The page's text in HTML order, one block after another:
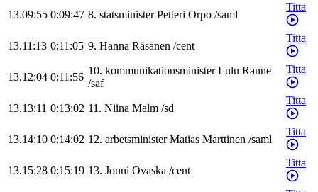
13.09:55 0:09:47 8. statsminister Petteri Orpo /saml
Titta
13.11:13 0:11:05 9. Hanna Räsänen /cent
Titta
13.12:04 0:11:56
10. kommunikationsminister Lulu Ranne
/saf
Titta
13.13:11 0:13:02 11. Niina Malm /sd
Titta
13.14:10 0:14:02 12. arbetsminister Matias Marttinen /saml
Titta
13.15:28 0:15:19 13. Jouni Ovaska /cent
Titta